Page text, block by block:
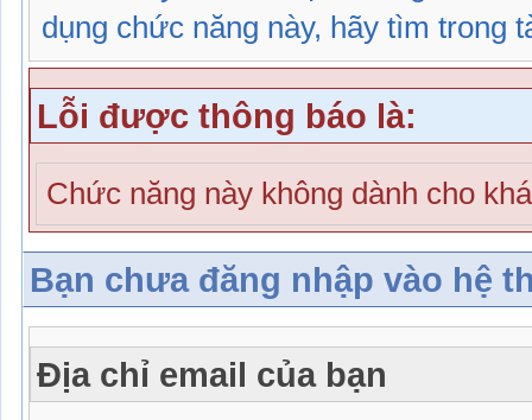
dụng chức năng này, hãy tìm trong
Lỗi được thông báo là:
Chức năng này không dành cho
Bạn chưa đăng nhập vào hệ
Địa chỉ email của bạn